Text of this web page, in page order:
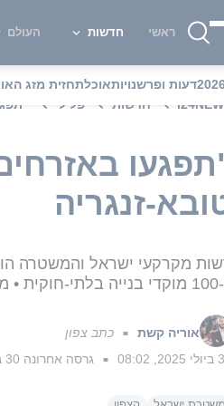
ראשי חדשות העולם
דעות ופרשנויותאוכלתחזית מזג
חדשות פלילי
זנגריה
מקרקעי ישראל והמשטרה
אימה על אזרחים"
אוריה קשת ■ כתב צפון
08:02
■ גרסה אחרונה 30 ביולי 2025, 08:07